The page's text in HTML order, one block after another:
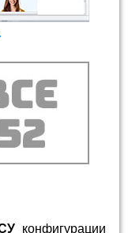
конфигурации